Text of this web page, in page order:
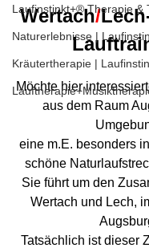
Laufinstinkt+® Therapie &
Naturerlebnisse |
Kräutertherapie |
Wertach/
Möchte hier
aus dem Raum
eine m.E. besonders
schöne
Sie führt um den
Wertach und Lech,
Tatsächlich ist dieser